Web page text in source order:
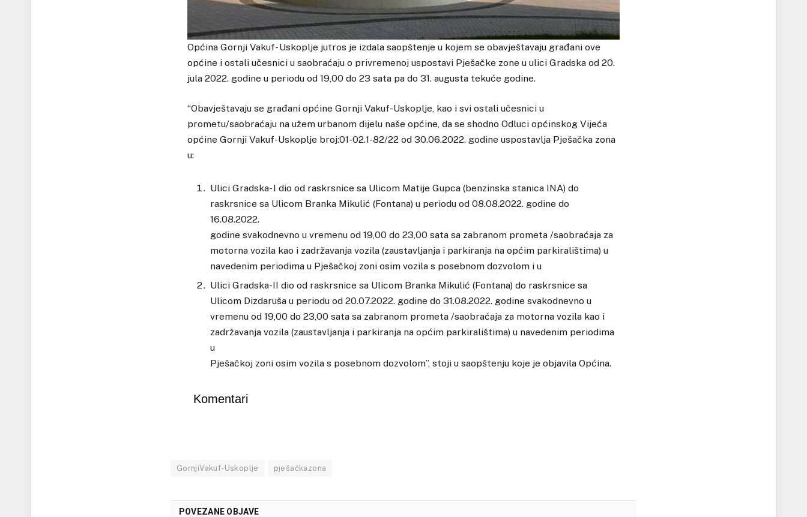
Općina Gornji Vakuf- Uskoplje jutros je izdala saopštenje u kojem se obavještavaju građani ove
općine i ostali učesnici u saobraćaju o privremenoj uspostavi Pješačke zone u ulici Gradska od 20.
jula 2022. godine u periodu od 19,00 do 23 sata pa do 31. augusta tekuće godine.
“Obavještavaju se građani općine Gornji Vakuf-Uskoplje, kao i svi ostali učesnici u
prometu/saobraćaju na užem urbanom dijelu naše općine, da se shodno Odluci općinskog Vijeća
općine Gornji Vakuf-Uskoplje broj:01-02.1-82/22 od 30.06.2022. godine uspostavlja Pješačka zona
u:
Ulici Gradska- I dio od raskrsnice sa Ulicom Matije Gupca (benzinska stanica INA) do
raskrsnice sa Ulicom Branka Mikulić (Fontana) u periodu od 08.08.2022. godine do
16.08.2022.
godine svakodnevno u vremenu od 19,00 do 23,00 sata sa zabranom prometa /saobraćaja za
motorna vozila kao i zadržavanja vozila (zaustavljanja i parkiranja na općim parkiralištima) u
navedenim periodima u Pješačkoj zoni osim vozila s posebnom dozvolom i u
Ulici Gradska-II dio od raskrsnice sa Ulicom Branka Mikulić (Fontana) do raskrsnice sa
Ulicom Dizdaruša u periodu od 20.07.2022. godine do 31.08.2022. godine svakodnevno u
vremenu od 19,00 do 23,00 sata sa zabranom prometa /saobraćaja za motorna vozila kao i
zadržavanja vozila (zaustavljanja i parkiranja na općim parkiralištima) u navedenim periodima
u
Pješačkoj zoni osim vozila s posebnom dozvolom”, stoji u saopštenju koje je objavila Općina.
Komentari
GornjiVakuf-Uskoplje pješačkazona
POVEZANE OBJAVE